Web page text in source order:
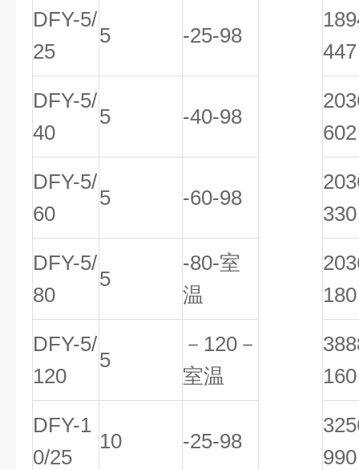
DFY-5/
25
5 -25-98
447
DFY-5/
40
5 -40-98
602
DFY-5/
60
5 -60-98
330
DFY-5/
80
5
-80-室
温
180
DFY-5/
120
5
－120－
室温
160
DFY-1
0/25
10 -25-98
990